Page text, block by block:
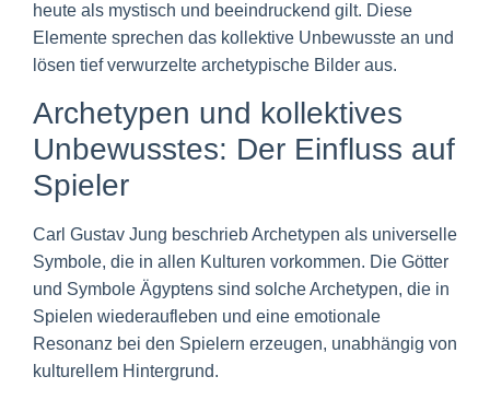
heute als mystisch und beeindruckend gilt. Diese
Elemente sprechen das kollektive Unbewusste an und
lösen tief verwurzelte archetypische Bilder aus.
Archetypen und kollektives
Unbewusstes: Der Einfluss auf
Spieler
Carl Gustav Jung beschrieb Archetypen als universelle
Symbole, die in allen Kulturen vorkommen. Die Götter
und Symbole Ägyptens sind solche Archetypen, die in
Spielen wiederaufleben und eine emotionale
Resonanz bei den Spielern erzeugen, unabhängig von
kulturellem Hintergrund.